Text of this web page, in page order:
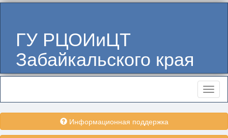
ГУ РЦОИиЦТ
Забайкальского края
Меню
Информационная поддержка